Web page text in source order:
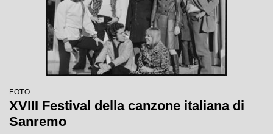
FOTO
XVIII Festival della canzone italiana di
Sanremo